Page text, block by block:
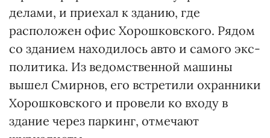
делами, и приехал к зданию, где
расположен офис Хорошковского. Рядом
со зданием находилось авто и самого экс-
политика. Из ведомственной машины
вышел Смирнов, его встретили охранники
Хорошковского и провели ко входу в
здание через паркинг, отмечают